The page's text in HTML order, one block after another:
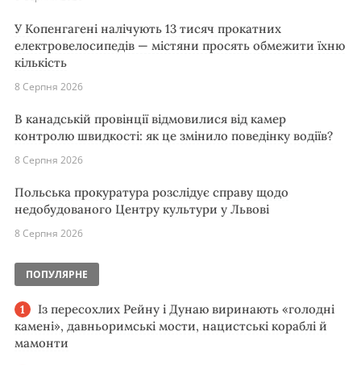
У Копенгагені налічують 13 тисяч прокатних
електровелосипедів — містяни просять обмежити їхню
кількість
8 Серпня 2026
В канадській провінції відмовилися від камер
контролю швидкості: як це змінило поведінку водіїв?
8 Серпня 2026
Польська прокуратура розслідує справу щодо
недобудованого Центру культури у Львові
8 Серпня 2026
ПОПУЛЯРНЕ
Із пересохлих Рейну і Дунаю виринають «голодні
камені», давньоримські мости, нацистські кораблі й
мамонти